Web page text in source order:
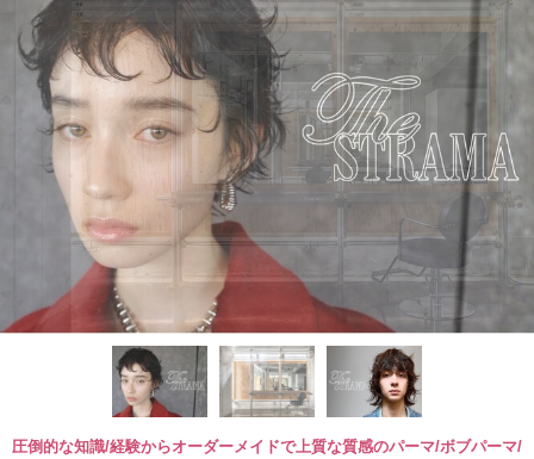
圧倒的な知識/経験からオーダーメイドで上質な質感のパーマ/ボブパーマ/